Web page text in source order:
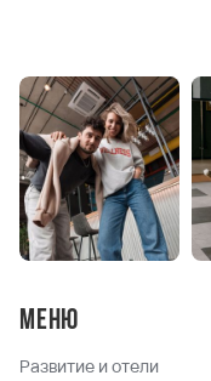
Меню
Развитие и отели